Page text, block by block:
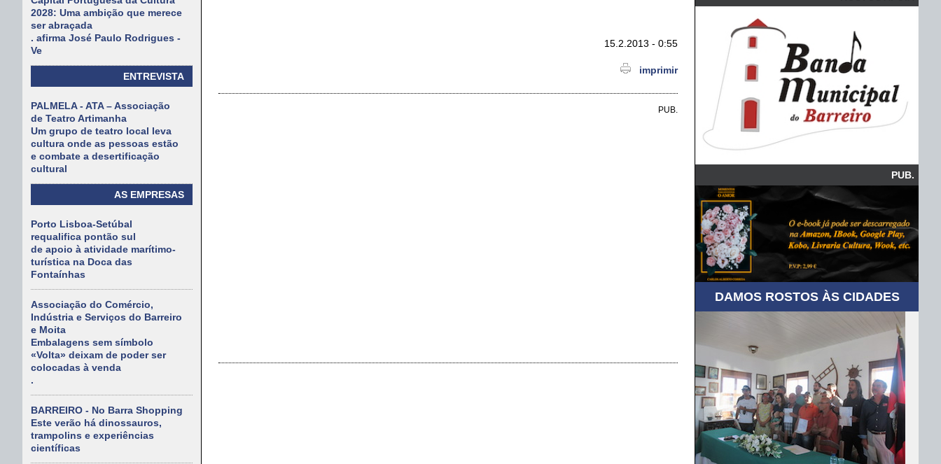
2028: Uma ambição que merece
ser abraçada
. afirma José Paulo Rodrigues -
Ve
ENTREVISTA
PALMELA - ATA – Associação
de Teatro Artimanha
Um grupo de teatro local leva
cultura onde as pessoas estão
e combate a desertificação
cultural
AS EMPRESAS
Porto Lisboa-Setúbal
requalifica pontão sul
de apoio à atividade marítimo-
turística na Doca das
Fontaínhas
Associação do Comércio,
Indústria e Serviços do Barreiro
e Moita
Embalagens sem símbolo
«Volta» deixam de poder ser
colocadas à venda
.
BARREIRO - No Barra Shopping
Este verão há dinossauros,
trampolins e experiências
científicas
15.2.2013 - 0:55
imprimir
PUB.
PUB.
DAMOS ROSTOS ÀS CIDADES